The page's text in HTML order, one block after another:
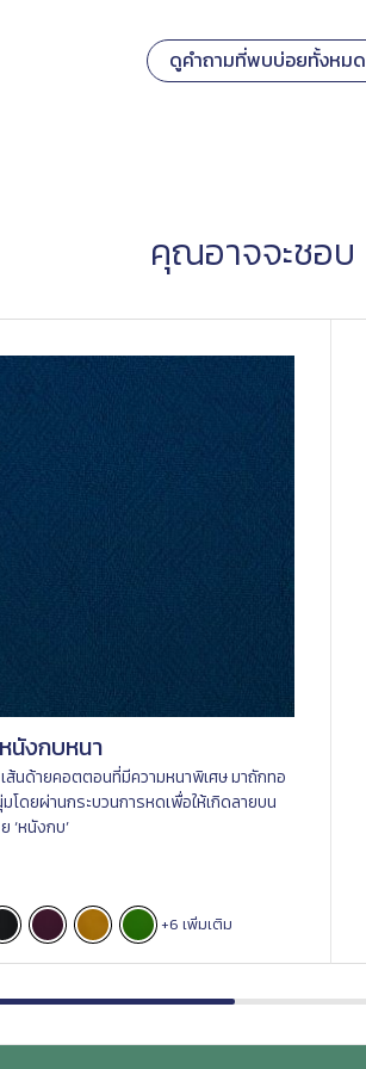
ดูคำถามที่พบบ่อยทั้งหมด
คุณอาจจะชอบ
นังกบหนา
เส้นด้ายคอตตอนที่มีความหนาพิเศษ มาถักทอ
มโดยผ่านกระบวนการหดเพื่อให้เกิดลายบน
‘หนังกบ’
+6 เพิ่มเติม